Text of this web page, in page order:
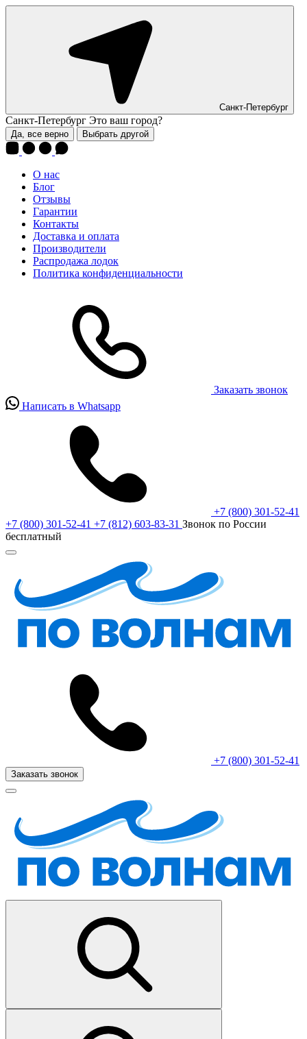
Санкт-Петербург
Санкт-Петербург Это ваш город?
Да, все верно Выбрать другой
О нас
Блог
Отзывы
Гарантии
Контакты
Доставка и оплата
Производители
Распродажа лодок
Политика конфиденциальности
Заказать звонок
Написать в Whatsapp
+7 (800) 301-52-41
+7 (800) 301-52-41 +7 (812) 603-83-31 Звонок по России
бесплатный
+7 (800) 301-52-41
Заказать звонок